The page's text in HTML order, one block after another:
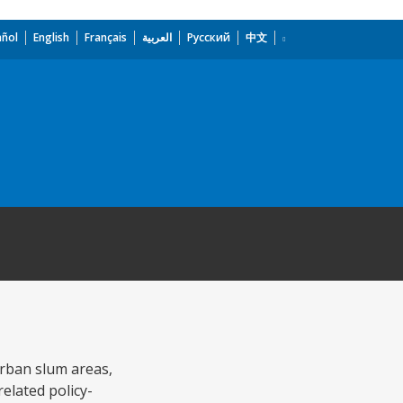
English Français العربية Русский 中文
slum areas,
policy-